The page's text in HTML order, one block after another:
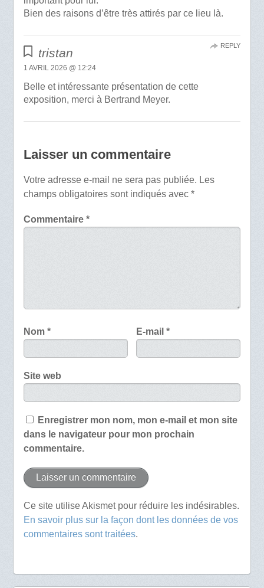
Bien des raisons d’être très attirés par ce lieu là.
tristan
1 AVRIL 2026 @ 12:24
Belle et intéressante présentation de cette
exposition, merci à Bertrand Meyer.
REPLY
Laisser un commentaire
Votre adresse e-mail ne sera pas publiée. Les
champs obligatoires sont indiqués avec *
Commentaire *
Nom * E-mail*
Site web
Enregistrer mon nom, mon e-mail et mon site
dans le navigateur pour mon prochain
commentaire.
Ce site utilise Akismet pour réduire les indésirables.
En savoir plus sur la façon dont les données de vos
commentaires sont traitées.